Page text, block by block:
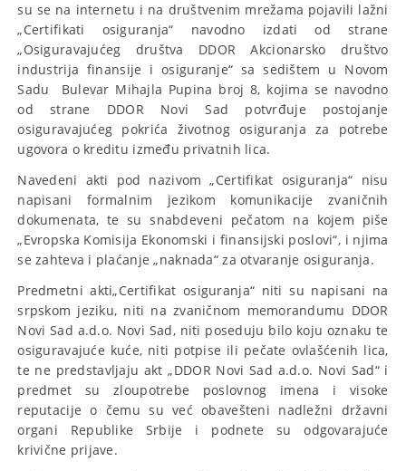
su se na internetu i na društvenim mrežama pojavili lažni
„Certifikati osiguranja“ navodno izdati od strane
„Osiguravajućeg društva DDOR Akcionarsko društvo
industrija finansije i osiguranje“ sa sedištem u Novom
Sadu Bulevar Mihajla Pupina broj 8, kojima se navodno
od strane DDOR Novi Sad potvrđuje postojanje
osiguravajućeg pokrića životnog osiguranja za potrebe
ugovora o kreditu između privatnih lica.
Navedeni akti pod nazivom „Certifikat osiguranja“ nisu
napisani formalnim jezikom komunikacije zvaničnih
dokumenata, te su snabdeveni pečatom na kojem piše
„Evropska Komisija Ekonomski i finansijski poslovi“, i njima
se zahteva i plaćanje „naknada“ za otvaranje osiguranja.
Predmetni akti„Certifikat osiguranja“ niti su napisani na
srpskom jeziku, niti na zvaničnom memorandumu DDOR
Novi Sad a.d.o. Novi Sad, niti poseduju bilo koju oznaku te
osiguravajuće kuće, niti potpise ili pečate ovlašćenih lica,
te ne predstavljaju akt „DDOR Novi Sad a.d.o. Novi Sad“ i
predmet su zloupotrebe poslovnog imena i visoke
reputacije o čemu su već obavešteni nadležni državni
organi Republike Srbije i podnete su odgovarajuće
krivične prijave.